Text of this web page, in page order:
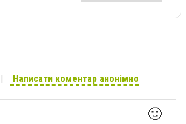
Написати коментар анонімно
🙂